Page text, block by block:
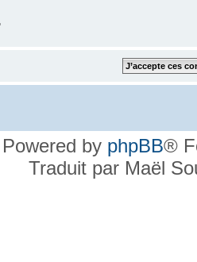
Powered by phpBB®
Traduit par Maël